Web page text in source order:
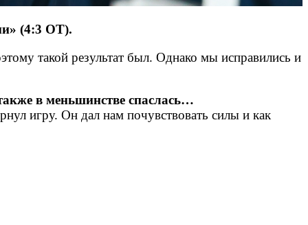
(4:3 ОТ).
такой результат был. Однако мы исправились и
в меньшинстве спаслась…
игру. Он дал нам почувствовать силы и как